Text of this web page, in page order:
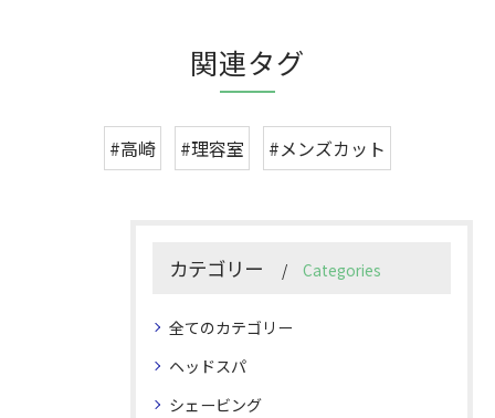
関連タグ
#高崎 #理容室 #メンズカット
カテゴリー Categories
全てのカテゴリー
ヘッドスパ
シェービング